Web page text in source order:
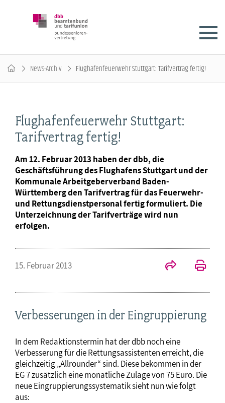
News-Archiv Flughafenfeuerwehr Stuttgart: Tarifvertrag fertig!
Flughafenfeuerwehr Stuttgart:
Tarifvertrag fertig!
Am 12. Februar 2013 haben der dbb, die
Geschäftsführung des Flughafens Stuttgart und der
Kommunale Arbeitgeberverband Baden-
Württemberg den Tarifvertrag für das Feuerwehr-
und Rettungsdienstpersonal fertig formuliert. Die
Unterzeichnung der Tarifverträge wird nun
erfolgen.
15. Februar 2013
Verbesserungen in der Eingruppierung
In dem Redaktionstermin hat der dbb noch eine
Verbesserung für die Rettungsassistenten erreicht, die
gleichzeitig „Allrounder“ sind. Diese bekommen in der
EG 7 zusätzlich eine monatliche Zulage von 75 Euro. Die
neue Eingruppierungssystematik sieht nun wie folgt
aus: